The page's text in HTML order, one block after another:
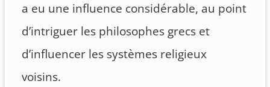
a eu une influence considérable, au point
d’intriguer les philosophes grecs et
d’influencer les systèmes religieux
voisins.